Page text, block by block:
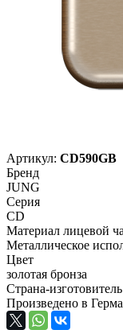
Артикул: CD590GB
Бренд
JUNG
Серия
CD
Материал лицевой
Металлическое
Цвет
золотая бронза
Страна-изготовитель
Произведено в